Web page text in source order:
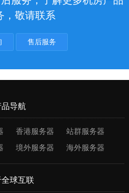
，敬请联系
售后服务
品导航
香港服务器
站群服务器
境外服务器 海外服务器
全球互联